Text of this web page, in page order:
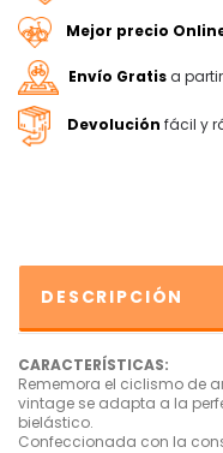
Mejor precio
Envío Gratisa
Devolución fácil y
DESCRIPCIÓN
CARACTERÍSTICAS:
Rememora el ciclismo de
vintage se adapta a la
bielástico.
Confeccionada con la